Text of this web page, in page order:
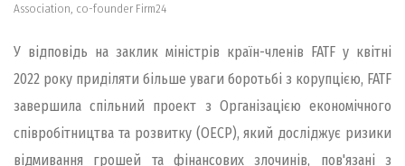
Association, co-founder Firm24
У відповідь на заклик міністрів країн-членів FATF у квітні
2022 року приділяти більше уваги боротьбі з корупцією, FATF
завершила спільний проект з Організацією економічного
співробітництва та розвитку (ОЕСР), який досліджує ризики
відмивання грошей та фінансових злочинів, пов'язані з